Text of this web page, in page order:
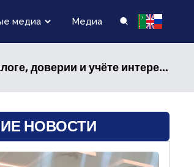
медиа Медиа
учёте интересов всех государств
НОВОСТИ